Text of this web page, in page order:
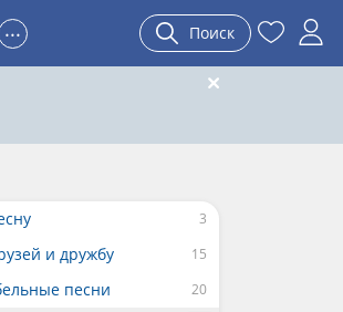
... Поиск
и дружбу
песни